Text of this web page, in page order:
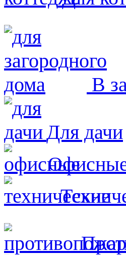
В
Для дачи